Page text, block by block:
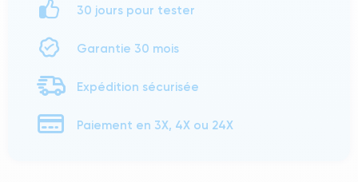
30 jours pour tester
Garantie 30 mois
Expédition sécurisée
Paiement en 3X, 4X ou 24X